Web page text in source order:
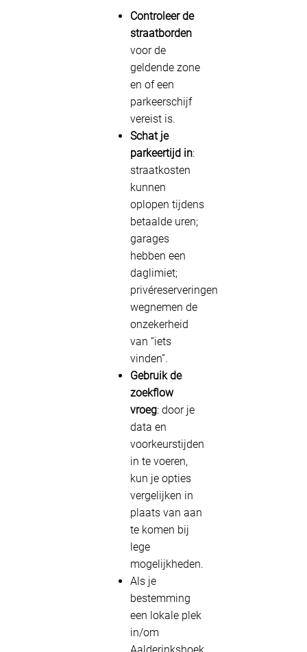
Controleer de
straatborden
voor de
geldende zone
en of een
parkeerschijf
vereist is.
Schat je
parkeertijd in:
straatkosten
kunnen
oplopen tijdens
betaalde uren;
garages
hebben een
daglimiet;
privéreserveringen
wegnemen de
onzekerheid
van “iets
vinden”.
Gebruik de
zoekflow
vroeg: door je
data en
voorkeurstijden
in te voeren,
kun je opties
vergelijken in
plaats van aan
te komen bij
lege
mogelijkheden.
Als je
bestemming
een lokale plek
in/om